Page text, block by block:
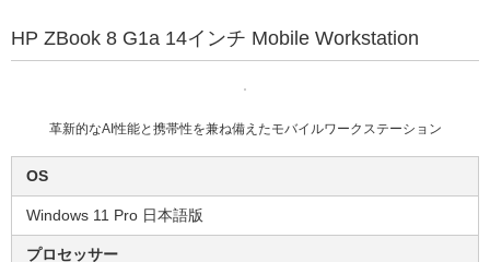
HP ZBook 8 G1a 14インチ Mobile Workstation
革新的なAI性能と携帯性を兼ね備えたモバイルワークステーション
OS
Windows 11 Pro 日本語版
プロセッサー